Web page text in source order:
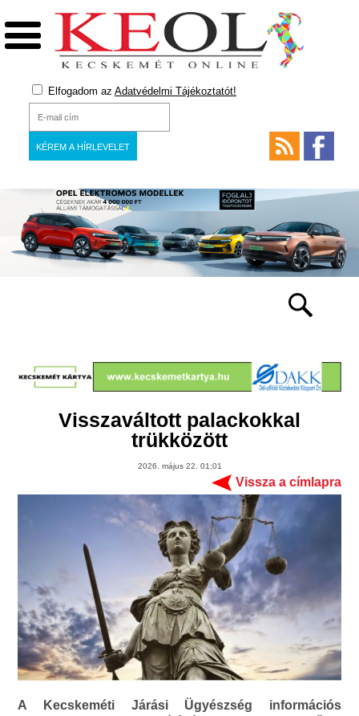
Elfogadom az Adatvédelmi Tájékoztatót!
Visszaváltott palackokkal
trükközött
2026. május 22. 01:01
Vissza a címlapra
A Kecskeméti Járási Ügyészség információs